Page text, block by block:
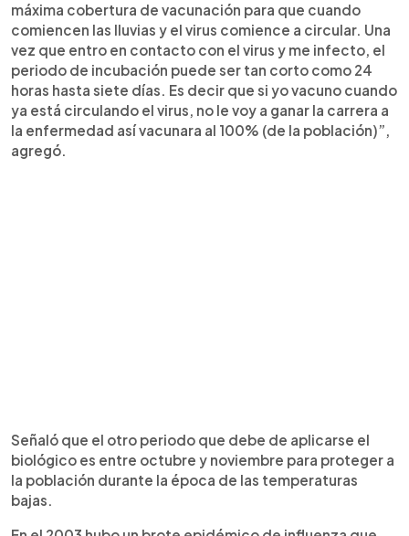
máxima cobertura de vacunación para que cuando
comiencen las lluvias y el virus comience a circular. Una
vez que entro en contacto con el virus y me infecto, el
periodo de incubación puede ser tan corto como 24
horas hasta siete días. Es decir que si yo vacuno cuando
ya está circulando el virus, no le voy a ganar la carrera a
la enfermedad así vacunara al 100% (de la población)”,
agregó.
Señaló que el otro periodo que debe de aplicarse el
biológico es entre octubre y noviembre para proteger a
la población durante la época de las temperaturas
bajas.